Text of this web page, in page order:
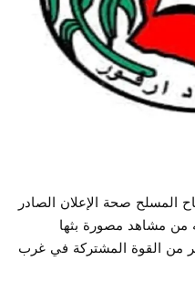
المسلح صحة الإعلان الصادر
من مشاهد مصورة بثها
من القوة المشتركة في غرب